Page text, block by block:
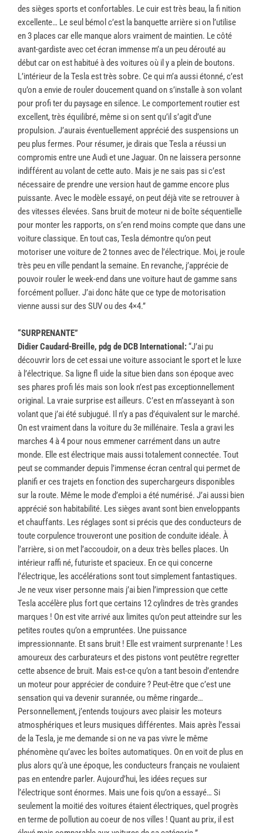
des sièges sports et confortables. Le cuir est très beau, la fi nition
excellente… Le seul bémol c’est la banquette arrière si on l’utilise
en 3 places car elle manque alors vraiment de maintien. Le côté
avant-gardiste avec cet écran immense m’a un peu dérouté au
début car on est habitué à des voitures où il y a plein de boutons.
L’intérieur de la Tesla est très sobre. Ce qui m’a aussi étonné, c’est
qu’on a envie de rouler doucement quand on s’installe à son volant
pour profi ter du paysage en silence. Le comportement routier est
excellent, très équilibré, même si on sent qu’il s’agit d’une
propulsion. J’aurais éventuellement apprécié des suspensions un
peu plus fermes. Pour résumer, je dirais que Tesla a réussi un
compromis entre une Audi et une Jaguar. On ne laissera personne
indifférent au volant de cette auto. Mais je ne sais pas si c’est
nécessaire de prendre une version haut de gamme encore plus
puissante. Avec le modèle essayé, on peut déjà vite se retrouver à
des vitesses élevées. Sans bruit de moteur ni de boîte séquentielle
pour monter les rapports, on s’en rend moins compte que dans une
voiture classique. En tout cas, Tesla démontre qu’on peut
motoriser une voiture de 2 tonnes avec de l’électrique. Moi, je roule
très peu en ville pendant la semaine. En revanche, j’apprécie de
pouvoir rouler le week-end dans une voiture haut de gamme sans
forcément polluer. J’ai donc hâte que ce type de motorisation
vienne aussi sur des SUV ou des 4×4.”
“SURPRENANTE”
Didier Caudard-Breille, pdg de DCB International:“J’ai pu
découvrir lors de cet essai une voiture associant le sport et le luxe
à l’électrique. Sa ligne fl uide la situe bien dans son époque avec
ses phares profi lés mais son look n’est pas exceptionnellement
original. La vraie surprise est ailleurs. C’est en m’asseyant à son
volant que j’ai été subjugué. Il n’y a pas d’équivalent sur le marché.
On est vraiment dans la voiture du 3e millénaire. Tesla a gravi les
marches 4 à 4 pour nous emmener carrément dans un autre
monde. Elle est électrique mais aussi totalement connectée. Tout
peut se commander depuis l’immense écran central qui permet de
planifi er ces trajets en fonction des superchargeurs disponibles
sur la route. Même le mode d’emploi a été numérisé. J’ai aussi bien
apprécié son habitabilité. Les sièges avant sont bien enveloppants
et chauffants. Les réglages sont si précis que des conducteurs de
toute corpulence trouveront une position de conduite idéale. À
l’arrière, si on met l’accoudoir, on a deux très belles places. Un
intérieur raffi né, futuriste et spacieux. En ce qui concerne
l’électrique, les accélérations sont tout simplement fantastiques.
Je ne veux viser personne mais j’ai bien l’impression que cette
Tesla accélère plus fort que certains 12 cylindres de très grandes
marques ! On est vite arrivé aux limites qu’on peut atteindre sur les
petites routes qu’on a empruntées. Une puissance
impressionnante. Et sans bruit ! Elle est vraiment surprenante ! Les
amoureux des carburateurs et des pistons vont peutêtre regretter
cette absence de bruit. Mais est-ce qu’on a tant besoin d’entendre
un moteur pour apprécier de conduire ? Peut-être que c’est une
sensation qui va devenir surannée, ou même ringarde…
Personnellement, j’entends toujours avec plaisir les moteurs
atmosphériques et leurs musiques différentes. Mais après l’essai
de la Tesla, je me demande si on ne va pas vivre le même
phénomène qu’avec les boîtes automatiques. On en voit de plus en
plus alors qu’à une époque, les conducteurs français ne voulaient
pas en entendre parler. Aujourd’hui, les idées reçues sur
l’électrique sont énormes. Mais une fois qu’on a essayé… Si
seulement la moitié des voitures étaient électriques, quel progrès
en terme de pollution au coeur de nos villes ! Quant au prix, il est